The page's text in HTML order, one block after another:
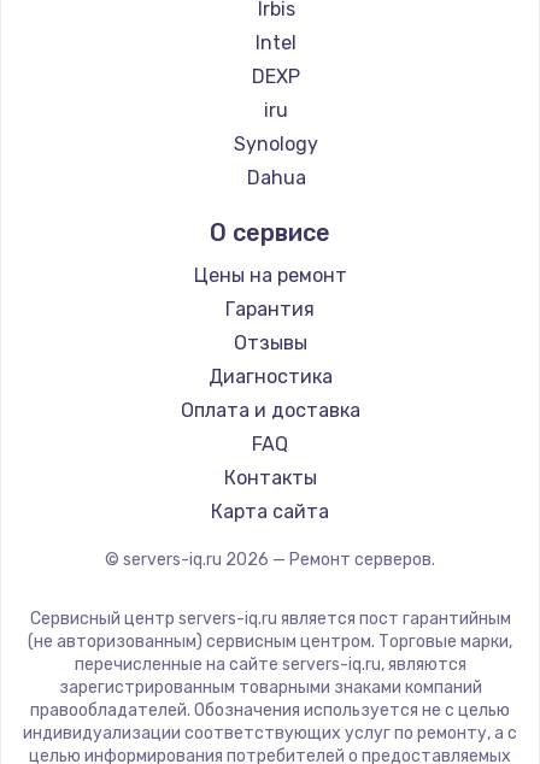
Замена системной платы
1500 руб.
Заказать
Замена температурного датчика
2500 руб.
Заказать
Замена электроконфорки
1300 руб.
Техобслуживание
900 руб.
Заказать
Установка / подключение / демонтаж
Заказать
Прошивка
1400 руб.
Irbis
Intel
DEXP
iru
Synology
Dahua
О сервисе
Цены на ремонт
Гарантия
Отзывы
Диагностика
Оплата и доставка
FAQ
Контакты
Карта сайта
© servers-iq.ru 2026 — Ремонт серверов.
Сервисный центр servers-iq.ru является пост гарантийным
(не авторизованным) сервисным центром. Торговые марки,
перечисленные на сайте servers-iq.ru, являются
зарегистрированным товарными знаками компаний
правообладателей. Обозначения используется не с целью
индивидуализации соответствующих услуг по ремонту, а с
целью информирования потребителей о предоставляемых